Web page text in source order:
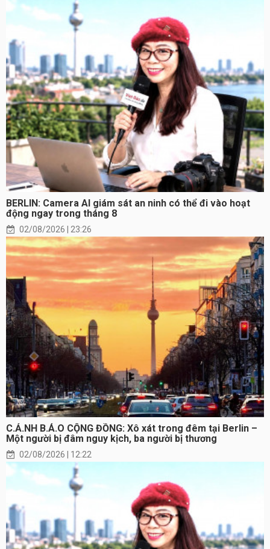
BERLIN: Camera AI giám sát an ninh có thể đi vào hoạt
động ngay trong tháng 8
02/08/2026 | 23:26
C.Ả.NH B.Á.O CỘNG ĐỒNG: Xô xát trong đêm tại Berlin –
Một người bị đâm nguy kịch, ba người bị thương
02/08/2026 | 12:22